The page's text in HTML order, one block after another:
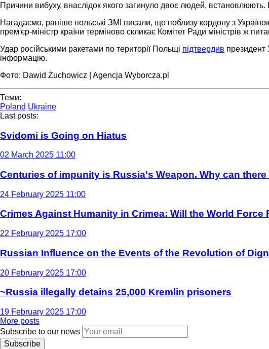
Причини вибуху, внаслідок якого загинуло двоє людей,
Нагадаємо, раніше польські ЗМІ писали, що поблизу кордону з
прем'єр-міністр країни терміново скликає Комітет Ради міністрів ж
Удар російськими ракетами по території Польщі підтвердив президент
інформацію.
Фото: Dawid Żuchowicz | Agencja Wyborcza.pl
Теми:
Poland Ukraine
Last posts:
Svidomi is Going on Hiatus
02 March 2025 11:00
Centuries of impunity is Russia's Weapon. Why can
24 February 2025 11:00
Crimes Against Humanity in Crimea: Will the World Force
22 February 2025 17:00
Russian Influence on the Events of the Revolution of
20 February 2025 17:00
~Russia illegally detains 25,000 Kremlin prisoners
19 February 2025 17:00
More posts
Subscribe to our news
Subscribe